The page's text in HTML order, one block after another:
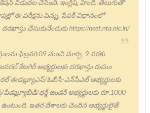
విడుదల చేసింది. ఇంగ్లిష్‌, హిందీ, తెలుగుతో
ఈ పరీక్షను పెన్ను, పేపర్‌ విధానంలో
చేసుకునేందుకు https://neet.nta.nic.in/
ఫిబ్రవరి 09 నుంచి మార్చి 9 వరకు
కేటగిరీ అభ్యర్థులకు దరఖాస్తు రుసుం
ఈడబ్ల్యూఎస్‌/ఓబీసీ-ఎన్‌సీఎల్‌ అభ్యర్థులకు
పీడబ్ల్యూబీడీ/థర్డ్‌ జండర్‌ అభ్యర్థులకు రూ.1000
ఇతర దేశాలకు చెందిన అభ్యర్థులైతే